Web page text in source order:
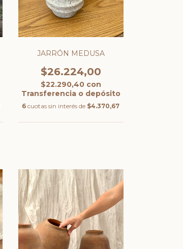
JARRÓN MEDUSA
$26.224,00
$22.290,40 con
Transferencia o depósito
6 cuotas sin interés de $4.370,67